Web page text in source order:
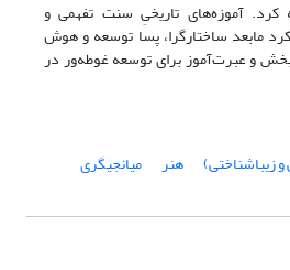
کرد. آموزه‌های تاریخیِ سنت تفهمی و
مابعد ساختارگرا، پسا توسعه و هوش
و عبرت‌آموز برای توسعه غوطه‌ور در
زیباشناختی) هنر میانجیگری